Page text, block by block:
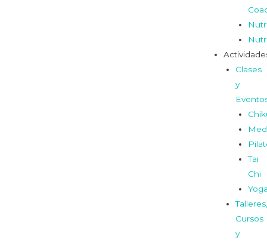
Clases
y
Tai
Chi
Cursos
y